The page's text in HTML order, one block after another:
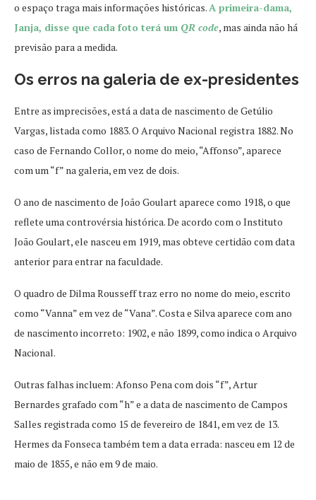
o espaço traga mais informações históricas. A primeira-dama,
Janja, disse que cada foto terá um QR code, mas ainda não há
previsão para a medida.
Os erros na galeria de ex-presidentes
Entre as imprecisões, está a data de nascimento de Getúlio
Vargas, listada como 1883. O Arquivo Nacional registra 1882. No
caso de Fernando Collor, o nome do meio, “Affonso”, aparece
com um “f” na galeria, em vez de dois.
O ano de nascimento de João Goulart aparece como 1918, o que
reflete uma controvérsia histórica. De acordo com o Instituto
João Goulart, ele nasceu em 1919, mas obteve certidão com data
anterior para entrar na faculdade.
O quadro de Dilma Rousseff traz erro no nome do meio, escrito
como “Vanna” em vez de “Vana”. Costa e Silva aparece com ano
de nascimento incorreto: 1902, e não 1899, como indica o Arquivo
Nacional.
Outras falhas incluem: Afonso Pena com dois “f”, Artur
Bernardes grafado com “h” e a data de nascimento de Campos
Salles registrada como 15 de fevereiro de 1841, em vez de 13.
Hermes da Fonseca também tem a data errada: nasceu em 12 de
maio de 1855, e não em 9 de maio.